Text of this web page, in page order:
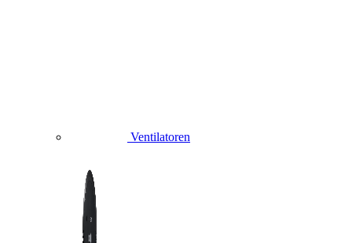
Ventilatoren